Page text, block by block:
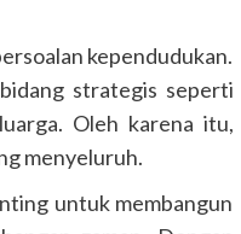
kependudukan.
strategis seperti
Oleh karena itu,
menyeluruh.
untuk membangun
2026